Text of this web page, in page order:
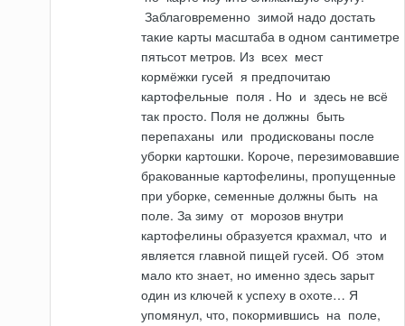
Заблаговременно зимой надо достать
такие карты масштаба в одном сантиметре
пятьсот метров. Из всех мест
кормёжки гусей я предпочитаю
картофельные поля . Но и здесь не всё
так просто. Поля не должны быть
перепаханы или продискованы после
уборки картошки. Короче, перезимовавшие
бракованные картофелины, пропущенные
при уборке, семенные должны быть на
поле. За зиму от морозов внутри
картофелины образуется крахмал, что и
является главной пищей гусей. Об этом
мало кто знает, но именно здесь зарыт
один из ключей к успеху в охоте… Я
упомянул, что, покормившись на поле,